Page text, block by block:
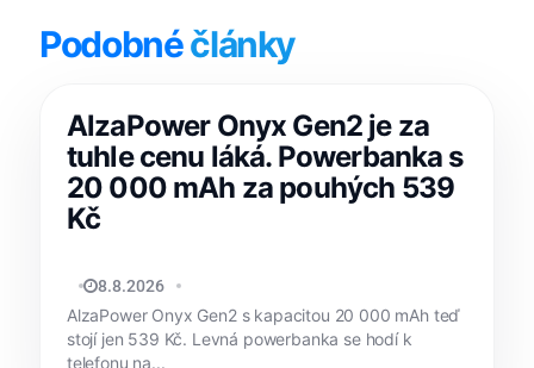
Podobnéčlánky
AlzaPower Onyx Gen2 je za
tuhle cenu láká. Powerbanka s
20 000 mAh za pouhých 539
Kč
MATYÁŠ KOZÁK
8.8.2026
AlzaPower Onyx Gen2 s kapacitou 20 000 mAh teď
stojí jen 539 Kč. Levná powerbanka se hodí k
telefonu na...